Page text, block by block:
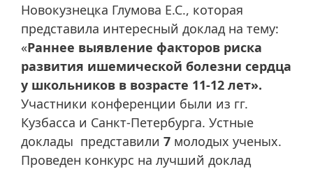
Новокузнецка Глумова Е.С., которая
представила интересный доклад на тему:
«Раннее выявление факторов риска
развития ишемической болезни сердца
у школьников в возрасте 11-12 лет».
Участники конференции были из гг.
Кузбасса и Санкт-Петербурга. Устные
доклады представили 7 молодых ученых.
Проведен конкурс на лучший доклад